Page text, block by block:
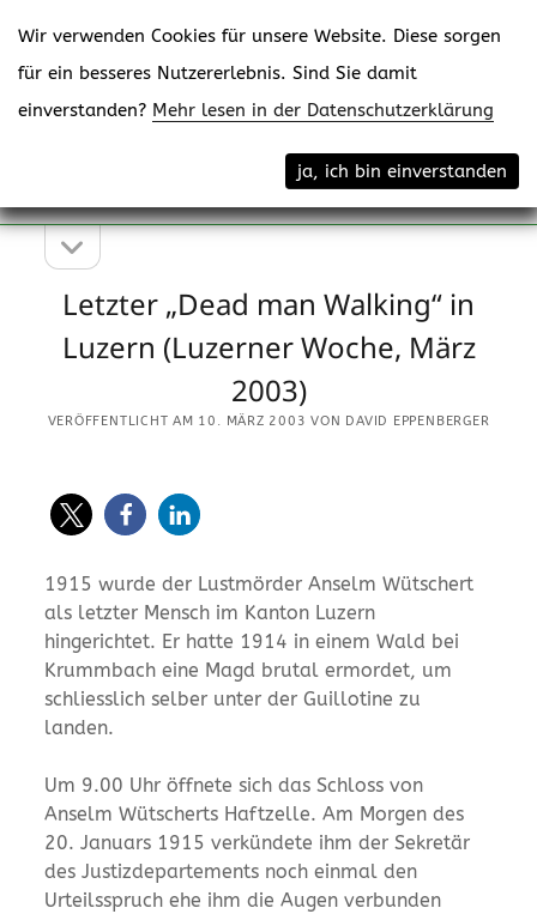
Menü
Seitenleiste
Seitenleiste
öffnen
Letzter „Dead man Walking“ in
Luzern (Luzerner Woche, März
2003)
VERÖFFENTLICHT AM 10. MÄRZ 2003 VON DAVID EPPENBERGER
1915 wurde der Lustmörder Anselm Wütschert
als letzter Mensch im Kanton Luzern
hingerichtet. Er hatte 1914 in einem Wald bei
Krummbach eine Magd brutal ermordet, um
schliesslich selber unter der Guillotine zu
landen.
Um 9.00 Uhr öffnete sich das Schloss von
Anselm Wütscherts Haftzelle. Am Morgen des
20. Januars 1915 verkündete ihm der Sekretär
des Justizdepartements noch einmal den
Urteilsspruch ehe ihm die Augen verbunden
Wir verwenden Cookies für unsere Website. Diese sorgen
für ein besseres Nutzererlebnis. Sind Sie damit
einverstanden? Mehr lesen in der Datenschutzerklärung
ja, ich bin einverstanden